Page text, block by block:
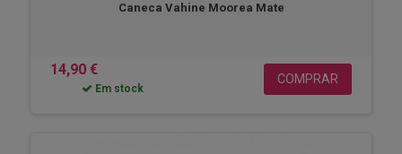
Caneca Vahine Moorea Mate
14,90 €
Em stock
COMPRAR